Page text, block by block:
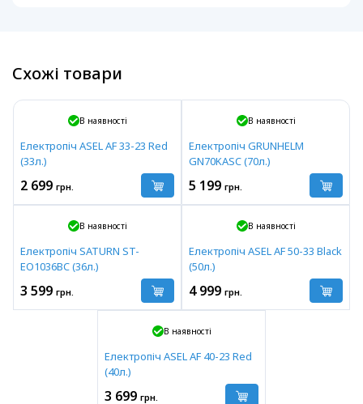
Схожі товари
В наявності
Електропіч ASEL AF 33-23 Red
(33л.)
2 699 грн.
В наявності
Електропіч GRUNHELM
GN70KASC (70л.)
5 199 грн.
В наявності
Електропіч SATURN ST-
EO1036BC (36л.)
3 599 грн.
В наявності
Електропіч ASEL AF 50-33 Black
(50л.)
4 999 грн.
В наявності
Електропіч ASEL AF 40-23 Red
(40л.)
3 699 грн.